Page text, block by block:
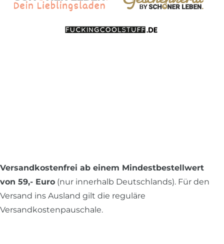
Versandkostenfrei ab einem Mindestbestellwert
von 59,- Euro (nur innerhalb Deutschlands). Für den
Versand ins Ausland gilt die reguläre
Versandkostenpauschale.